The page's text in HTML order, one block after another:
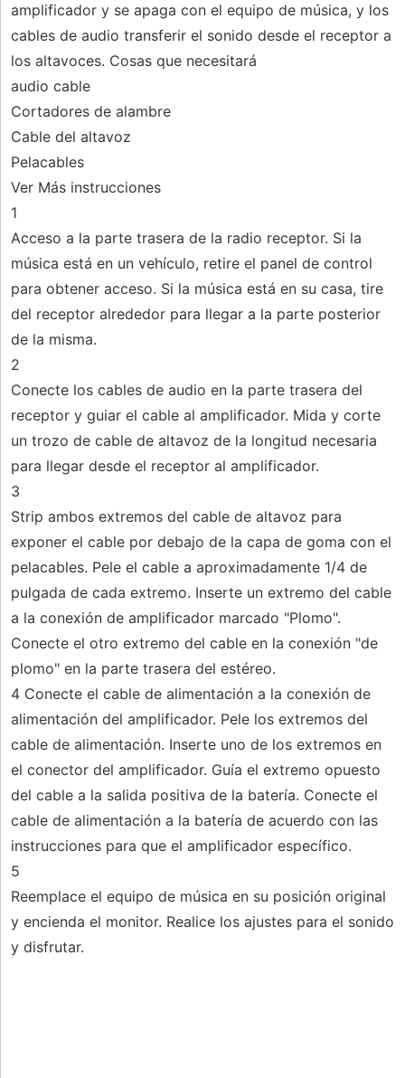
amplificador y se apaga con el equipo de música, y los
cables de audio transferir el sonido desde el receptor a
los altavoces. Cosas que necesitará
audio cable
Cortadores de alambre
Cable del altavoz
Pelacables
Ver Más instrucciones
1
Acceso a la parte trasera de la radio receptor. Si la
música está en un vehículo, retire el panel de control
para obtener acceso. Si la música está en su casa, tire
del receptor alrededor para llegar a la parte posterior
de la misma.
2
Conecte los cables de audio en la parte trasera del
receptor y guiar el cable al amplificador. Mida y corte
un trozo de cable de altavoz de la longitud necesaria
para llegar desde el receptor al amplificador.
3
Strip ambos extremos del cable de altavoz para
exponer el cable por debajo de la capa de goma con el
pelacables. Pele el cable a aproximadamente 1/4 de
pulgada de cada extremo. Inserte un extremo del cable
a la conexión de amplificador marcado "Plomo".
Conecte el otro extremo del cable en la conexión "de
plomo" en la parte trasera del estéreo.
4 Conecte el cable de alimentación a la conexión de
alimentación del amplificador. Pele los extremos del
cable de alimentación. Inserte uno de los extremos en
el conector del amplificador. Guía el extremo opuesto
del cable a la salida positiva de la batería. Conecte el
cable de alimentación a la batería de acuerdo con las
instrucciones para que el amplificador específico.
5
Reemplace el equipo de música en su posición original
y encienda el monitor. Realice los ajustes para el sonido
y disfrutar.